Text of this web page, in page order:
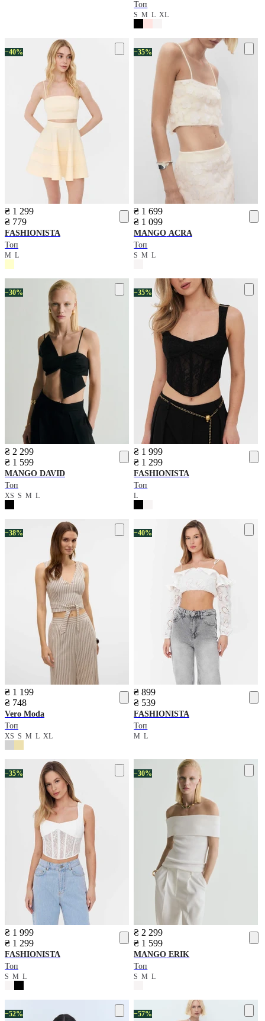
Топ
SMLXL
−40%
₴ 1 299
₴ 779
FASHIONISTA
Топ
M L
−35%
₴ 1 699
₴ 1 099
MANGO ACRA
Топ
SML
−30%
₴ 2 299
₴ 1 599
MANGO DAVID
Топ
XS S M L
−35%
₴ 1 999
₴ 1 299
FASHIONISTA
Топ
L
−38%
₴ 1 199
₴ 748
Vero Moda
Топ
XS S M L XL
−40%
₴ 899
₴ 539
FASHIONISTA
Топ
ML
−35%
₴ 1 999
₴ 1 299
FASHIONISTA
Топ
S M L
−30%
₴ 2 299
₴ 1 599
MANGO ERIK
Топ
SML
−52% −57%